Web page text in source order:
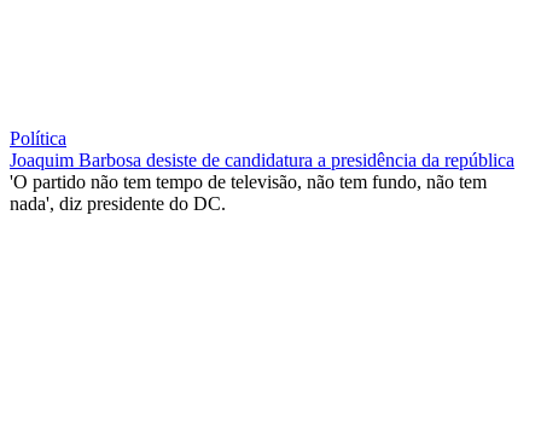
Política
Joaquim Barbosa desiste de candidatura a presidência da república
'O partido não tem tempo de televisão, não tem fundo, não tem
nada', diz presidente do DC.